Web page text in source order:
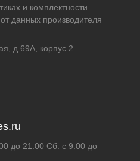
и комплектности
данных производителя
д.69А, корпус 2
до 21:00 Сб: с 9:00 до